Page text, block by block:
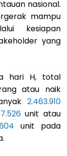
nasional.
mampu
kesiapan
yang
hari H, total
atau naik
2.463.910
unit atau
unit pada